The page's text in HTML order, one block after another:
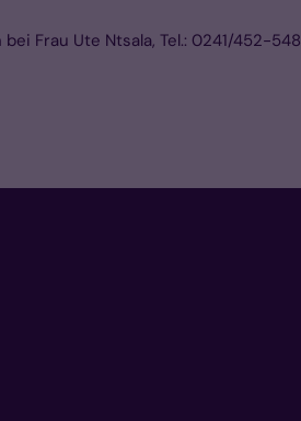
Frau Ute Ntsala, Tel.: 0241/452-548